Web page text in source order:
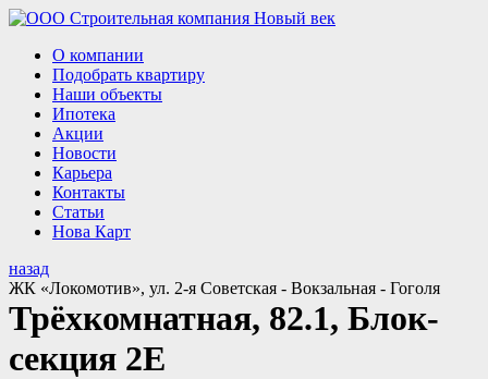
О компании
Подобрать квартиру
Наши объекты
Ипотека
Акции
Новости
Карьера
Контакты
Статьи
Нова Карт
назад
ЖК «Локомотив», ул. 2-я Советская - Вокзальная - Гоголя
Трёхкомнатная, 82.1, Блок-
секция 2Е